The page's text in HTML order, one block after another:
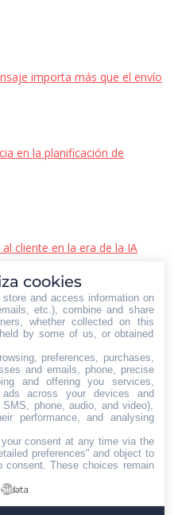
importa más que el envío
en la planificación de
cliente en la era de la IA
cookies
store and access information on
etc.), combine and share
whether collected on this
by some of us, or obtained
preferences, purchases,
and emails, phone, precise
and offering you services,
across your devices and
phone, audio, and video),
performance, and analysing
consent at any time via the
preferences" and object to
These choices remain